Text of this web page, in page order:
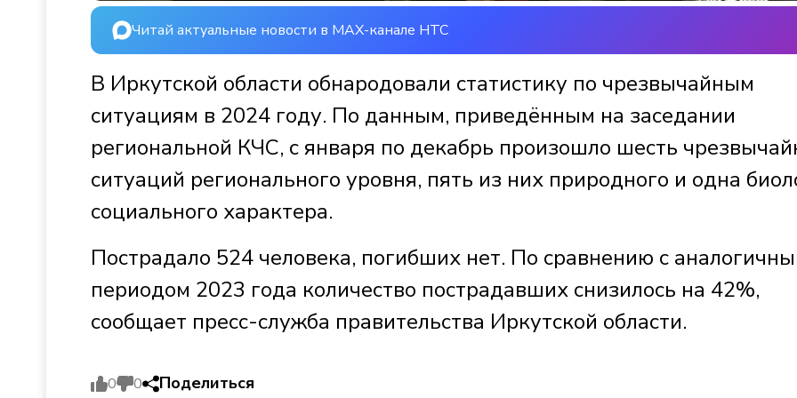
Читай актуальные новости в MAX-канале НТС
В Иркутской области обнародовали статистику по чрезвычайным
ситуациям в 2024 году. По данным, приведённым на заседании
региональной КЧС, с января по декабрь произошло шесть
ситуаций регионального уровня, пять из них природного и одна
социального характера.
Пострадало 524 человека, погибших нет. По сравнению с
периодом 2023 года количество пострадавших снизилось на 42%,
сообщает пресс-служба правительства Иркутской области.
0 0 Поделиться